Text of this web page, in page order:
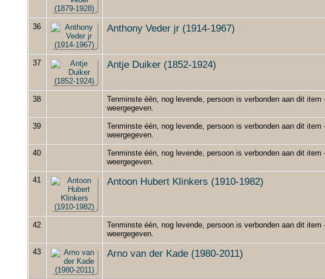
36 Anthony Veder jr (1914-1967)
37 Antje Duiker (1852-1924)
38
Tenminste één, nog levende, persoon is verbonden aan dit item
weergegeven.
39
Tenminste één, nog levende, persoon is verbonden aan dit item
weergegeven.
40
Tenminste één, nog levende, persoon is verbonden aan dit item
weergegeven.
41 Antoon Hubert Klinkers (1910-1982)
42
Tenminste één, nog levende, persoon is verbonden aan dit item
weergegeven.
43 Arno van der Kade (1980-2011)